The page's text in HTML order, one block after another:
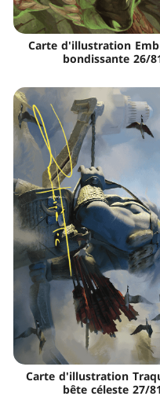
Carte d'illustration
bondissante 26/
Carte d'illustration
bête céleste 27/81